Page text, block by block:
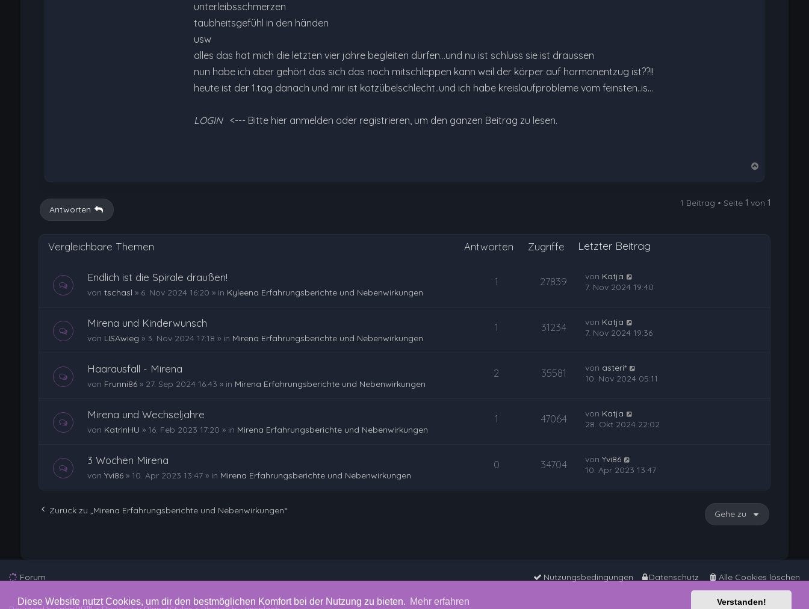
Diese Website nutzt Cookies, um dir den bestmöglichen Komfort bei der Nutzung zu bieten. Mehr erfahren Verstanden!
unterleibsschmerzen
taubheitsgefühl in den händen
usw
alles das hat mich die letzten vier jahre begleiten dürfen...und nu ist schluss sie ist draussen
nun habe ich aber gehört das sich das noch mitschleppen kann weil der körper auf hormonentzug ist??!!
heute ist der 1.tag danach und mir ist kotzübelschlecht..und ich habe kreislaufprobleme vom feinsten..is…
LOGIN <--- Bitte hier anmelden oder registrieren, um den ganzen Beitrag zu lesen.
h
Antworten
1 Beitrag • Seite1 von1
Vergleichbare Themen Antworten Zugriffe Letzter Beitrag
Endlich ist die Spirale draußen!
von tschasl » 6. Nov 2024 16:20 » in Kyleena Erfahrungsberichte und Nebenwirkungen
1 27839 von Katja
7. Nov 2024 19:40
Mirena und Kinderwunsch
von LISAwieg » 3. Nov 2024 17:18 » in Mirena Erfahrungsberichte und Nebenwirkungen
1 31234 von Katja
7. Nov 2024 19:36
Haarausfall - Mirena
von Frunni86» 27. Sep 2024 16:43 » in Mirena Erfahrungsberichte und Nebenwirkungen
2 35581 von asteri*
10. Nov 2024 05:11
Mirena und Wechseljahre
von KatrinHU » 16. Feb 2023 17:20 » in Mirena Erfahrungsberichte und Nebenwirkungen
1 47064 von Katja
28. Okt 2024 22:02
3 Wochen Mirena
von Yvi86» 10. Apr 2023 13:47» in Mirena Erfahrungsberichte und Nebenwirkungen
0 34704 vonYvi86
10. Apr 2023 13:47
Zurück zu „Mirena Erfahrungsberichte und Nebenwirkungen“ Gehe zu
Forum Alle Cookies löschen
Datenschutz
Nutzungsbedingungen